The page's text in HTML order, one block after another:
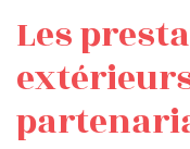
Conformément
du Code de la
inscrire sur la liste
téléphonique «
https://
Les